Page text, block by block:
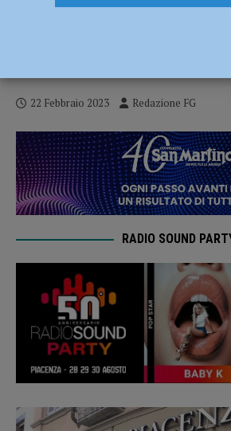
Banca di Piacenza, nel
22 Febbraio 2023 Redazione FG
RADIO SOUND